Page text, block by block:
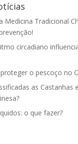
Medicina Tradicional
circadiano
o pescoço no
as Castanhas
o que fazer?